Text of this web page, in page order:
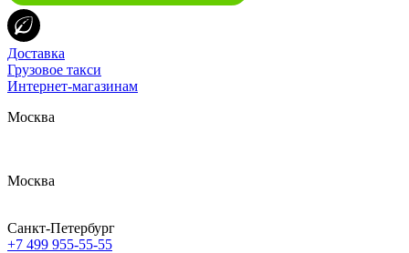
Доставка
Грузовое такси
Интернет-магазинам
Москва
Москва
Санкт-Петербург
+7 499 955-55-55